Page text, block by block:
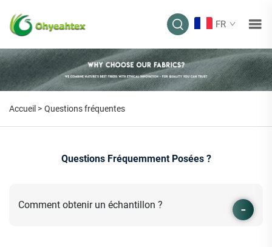
FR
Accueil > Questions fréquentes
Questions Fréquemment Posées ?
Comment obtenir un échantillon ?